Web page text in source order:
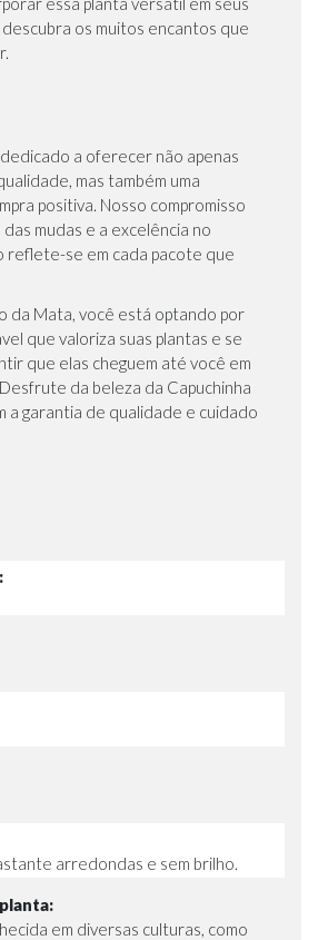
os muitos encantos que
a oferecer não apenas
mas também uma
positiva. Nosso compromisso
mudas e a excelência no
reflete-se em cada pacote que
da Mata, você está optando por
que valoriza suas plantas e se
que elas cheguem até você em
da beleza da Capuchinha
a garantia de qualidade e cuidado
arredondas e sem brilho.
em diversas culturas, como